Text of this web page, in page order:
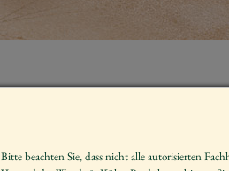
Bitte beachten Sie, dass nicht alle autorisierten